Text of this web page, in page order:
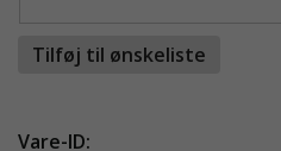
OPTIMERET TIL NEM
Platform Komposit med
Tilføj til ønskeliste
Vare-ID: